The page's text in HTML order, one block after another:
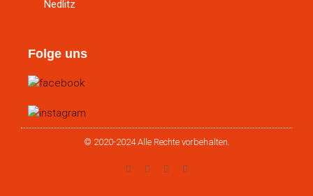
Nedlitz
Folge uns
© 2020-2024 Alle Rechte vorbehalten.